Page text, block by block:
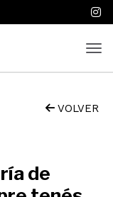
VOLVER
de